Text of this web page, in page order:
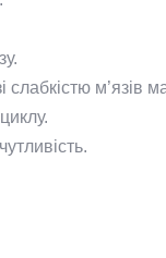
слабкістю м’язів